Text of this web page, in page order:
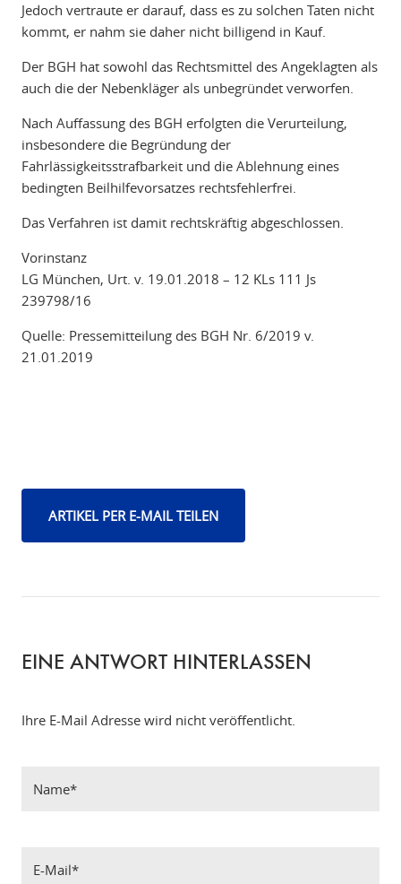
Jedoch vertraute er darauf, dass es zu solchen Taten nicht
kommt, er nahm sie daher nicht billigend in Kauf.
Der BGH hat sowohl das Rechtsmittel des Angeklagten als
auch die der Nebenkläger als unbegründet verworfen.
Nach Auffassung des BGH erfolgten die Verurteilung,
insbesondere die Begründung der
Fahrlässigkeitsstrafbarkeit und die Ablehnung eines
bedingten Beilhilfevorsatzes rechtsfehlerfrei.
Das Verfahren ist damit rechtskräftig abgeschlossen.
Vorinstanz
LG München, Urt. v. 19.01.2018 – 12 KLs 111 Js
239798/16
Quelle: Pressemitteilung des BGH Nr. 6/2019 v.
21.01.2019
ARTIKEL PER E-MAIL TEILEN
EINE ANTWORT HINTERLASSEN
Ihre E-Mail Adresse wird nicht veröffentlicht.